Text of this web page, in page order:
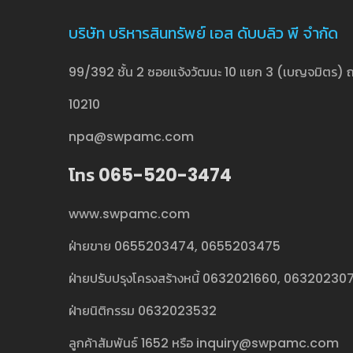
บริษัท บริหารสินทรัพย์ เอส ดับบลิว พี จำกัด
99/392 ชั้น 2 ซอยแจ้งวัฒนะ 10 แยก 3 (เบญจมิตร)
10210
npa@swpamc.com
โทร 065-520-3474
www.swpamc.com
ฝ่ายขาย 0655203474, 0655203475
ฝ่ายปรับปรุงโครงสร้างหนี้ 0632021660,
ฝ่ายนิติกรรม 0632023532
ลูกค้าสัมพันธ์1652 หรือ inquiry@swpamc.com